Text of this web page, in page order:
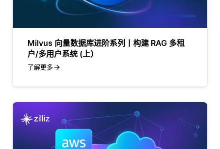
Milvus 向量数据库进阶系列丨构建 RAG 多租
户/多用户系统 (上）
了解更多